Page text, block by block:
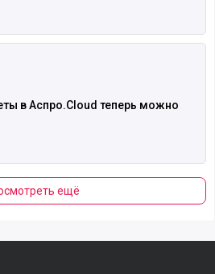
в Аспро.Cloud теперь можно
ещё